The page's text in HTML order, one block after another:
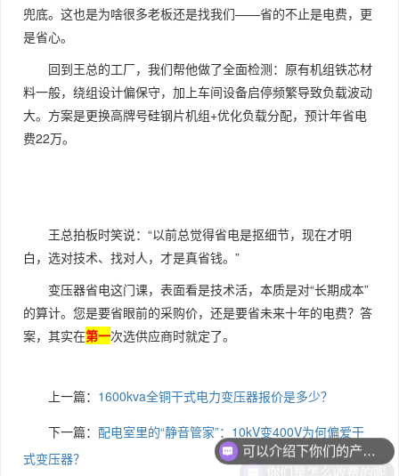
兜底。这也是为啥很多老板还是找我们——省的不止是电费，更
是省心。
回到王总的工厂，我们帮他做了全面检测：原有机组铁芯材
料一般，绕组设计偏保守，加上车间设备启停频繁导致负载波动
大。方案是更换高牌号硅钢片机组+优化负载分配，预计年省电
费22万。
王总拍板时笑说：“以前总觉得省电是抠细节，现在才明
白，选对技术、找对人，才是真省钱。”
变压器省电这门课，表面看是技术活，本质是对“长期成本”
的算计。您是要省眼前的采购价，还是要省未来十年的电费？答
案，其实在第一次选供应商时就定了。
上一篇： 1600kva全铜干式电力变压器报价是多少？
下一篇： 配电室里的“静音管家”：10kV变400V为何偏爱干
式变压器？
你们是怎么收费的呢